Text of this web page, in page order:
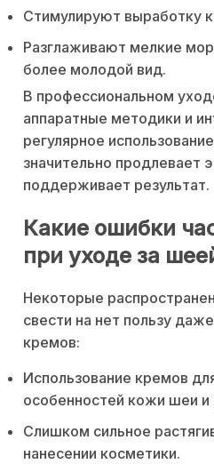
Стимулируют выработку
Разглаживают мелкие
более молодой вид.
В профессиональном
аппаратные методики и
регулярное
значительно продлевает
поддерживает результат.
Какие ошибки
при уходе за
Некоторые
свести на нет пользу
кремов:
Использование кремов
особенностей кожи шеи и
Слишком сильное
нанесении косметики.